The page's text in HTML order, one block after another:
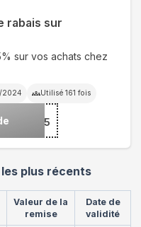
rabais sur
sur vos achats chez
2024 Utilisé 161 fois
plus récents
Valeur de la
remise
Date de
validité